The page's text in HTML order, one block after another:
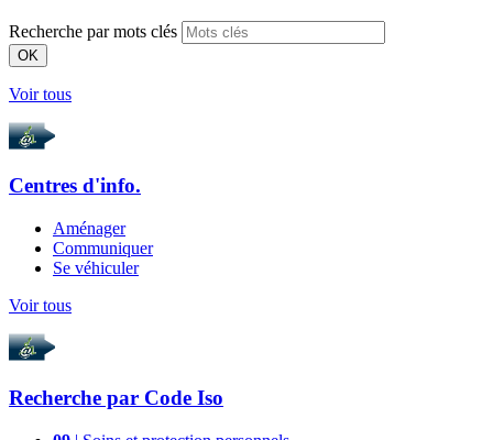
Recherche par mots clés
OK
Voir tous
Centres d'info.
Aménager
Communiquer
Se véhiculer
Voir tous
Recherche par Code Iso